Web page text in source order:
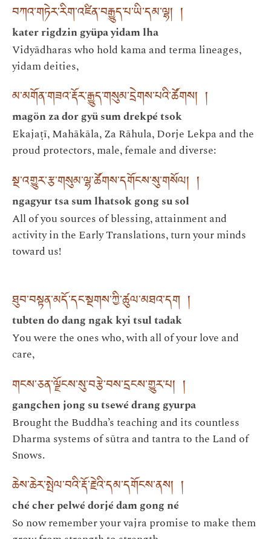
བཀའ་གཏེར་རིག་འཛིན་བརྒྱུད་པ་ཡི་དམ་ལྷ། །
kater rigdzin gyüpa yidam lha
Vidyādharas who hold kama and terma lineages,
yidam deities,
མ་མགོན་གཟའ་རྡོར་རྒྱུད་གསུམ་དྲེགས་པའི་ཚོགས། །
magön za dor gyü sum drekpé tsok
Ekajaṭī, Mahākāla, Za Rāhula, Dorje Lekpa and the
proud protectors, male, female and diverse:
སྔ་འགྱུར་རྩ་གསུམ་ལྷ་ཚོགས་དགོངས་སུ་གསོལ། །
ngagyur tsa sum lhatsok gong su sol
All of you sources of blessing, attainment and
activity in the Early Translations, turn your minds
toward us!
ཐུབ་བསྟན་མདོ་དང་སྔགས་ཀྱི་ཚུལ་མཐའ་དག །
tubten do dang ngak kyi tsul tadak
You were the ones who, with all of your love and
care,
གངས་ཅན་ལྗོངས་སུ་བརྩེ་བས་དྲངས་གྱུར་པ། །
gangchen jong su tsewé drang gyurpa
Brought the Buddha’s teaching and its countless
Dharma systems of sūtra and tantra to the Land of
Snows.
ཆེས་ཆེར་སྤེལ་བའི་རྡོ་རྗེའི་དམ་དགོངས་ནས། །
ché cher pelwé dorjé dam gong né
So now remember your vajra promise to make them